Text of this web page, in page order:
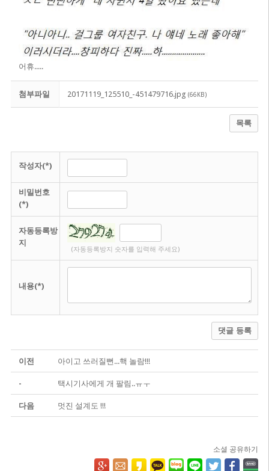
어휴.....
첨부파일 20171119_125510_-451479716.jpg (66KB)
목록
작성자(*)
비밀번호
(*)
자동등록방
지
(자동등록방지 숫자를 입력해 주세요)
내용(*)
댓글 등록
이전 아이고 쓰러질뻔...핵 놀람!!!
- 택시기사에게 개 팔림..ㅠㅜ
다음 멋진 설계도 !!!
소셜 공유하기